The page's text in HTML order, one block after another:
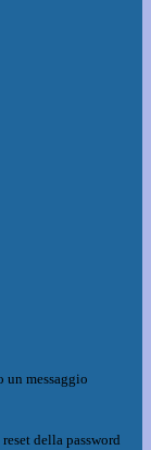
un messaggio
della password